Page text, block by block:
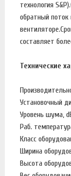
технология
обратный
составляет
Технические
Установочный
Уровень шума,
Раб.
Класс
Ширина
Высота